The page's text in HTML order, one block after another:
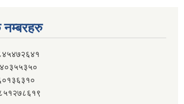
नम्बरहरु